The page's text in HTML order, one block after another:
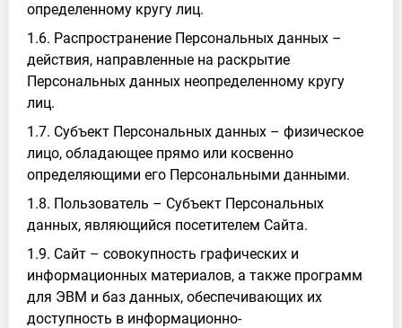
определенному кругу лиц.
1.6. Распространение Персональных данных –
действия, направленные на раскрытие
Персональных данных неопределенному кругу
лиц.
1.7. Субъект Персональных данных – физическое
лицо, обладающее прямо или косвенно
определяющими его Персональными данными.
1.8. Пользователь – Субъект Персональных
данных, являющийся посетителем Сайта.
1.9. Сайт – совокупность графических и
информационных материалов, а также программ
для ЭВМ и баз данных, обеспечивающих их
доступность в информационно-